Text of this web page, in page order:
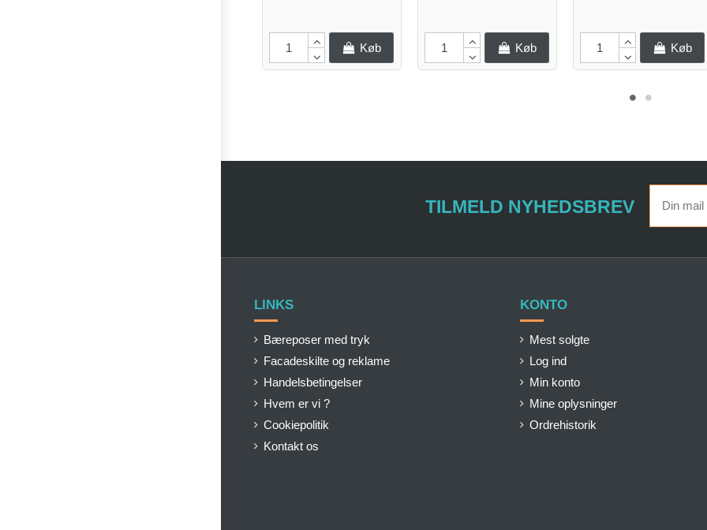
Køb Køb Køb
TILMELD NYHEDSBREV
LINKS
Bæreposer med tryk
Facadeskilte og reklame
Handelsbetingelser
Hvem er vi ?
Cookiepolitik
Kontakt os
KONTO
Mest solgte
Log ind
Min konto
Mine oplysninger
Ordrehistorik